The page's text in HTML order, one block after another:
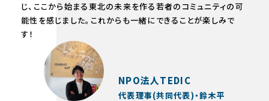
じ、ここから始まる東北の未来を作る若者のコミュニティの可
能性を感じました。これからも一緒にできることが楽しみで
す！
NPO法人TEDIC
代表理事(共同代表)・鈴木平